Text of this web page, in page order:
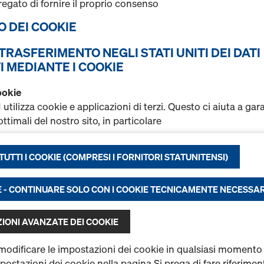
Pannello in legno
per superfici lisce con
Seleziona variante
Quantità
DokaPly Birch Top
Cod. art.899900065
di fornire il proprio consenso
DEI COOKIE
NEGLI STATI UNITI DEI DATI
MEDIANTE I COOKIE
utilizza cookie e applicazioni di terzi. Questo ci aiuta a
del nostro sito, in particolare
costantemente la funzionalità del nostro sito
un’esperienza d’acquisto ottimale nel nostro shop
e statistiche) o
una pubblicità calibrata sul profilo dell’utente su
(marketing).
informazioni sui cookie, consultare la nostra
I COOKIE (COMPRESI I FORNITORI STATUNITENSI)
- CONTINUARE SOLO CON I COOKIE TECNICAMENTE
AVANZATE DEI COOKIE
le impostazioni dei cookie in qualsiasi